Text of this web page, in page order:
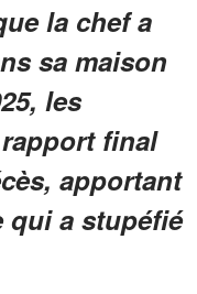
la chef a
sa maison
les
final
apportant
qui a stupéfié